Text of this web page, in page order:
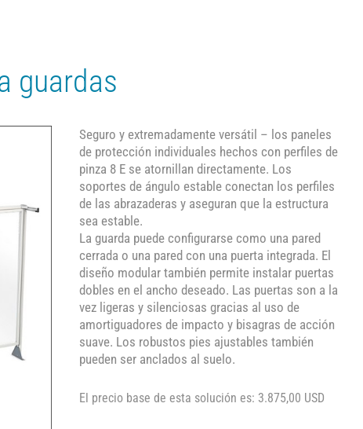
guardas
Seguro y extremadamente versátil – los paneles
de protección individuales hechos con perfiles de
pinza 8 E se atornillan directamente. Los
soportes de ángulo estable conectan los perfiles
de las abrazaderas y aseguran que la estructura
sea estable.
La guarda puede configurarse como una pared
cerrada o una pared con una puerta integrada. El
diseño modular también permite instalar puertas
dobles en el ancho deseado. Las puertas son a la
vez ligeras y silenciosas gracias al uso de
amortiguadores de impacto y bisagras de acción
suave. Los robustos pies ajustables también
pueden ser anclados al suelo.
El precio base de esta solución es: 3.875,00 USD